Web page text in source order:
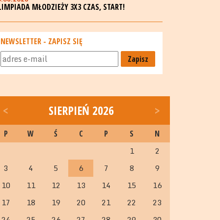
MŁODZIEŻY 3X3 CZAS, START!
NEWSLETTER - ZAPISZ SIĘ
Zapisz
< SIERPIEŃ 2026 >
P W Ś C P S N
1
2
3
4 5 6 7 8
9
10
11 12 13 14 15
16
17
18 19 20 21 22
23